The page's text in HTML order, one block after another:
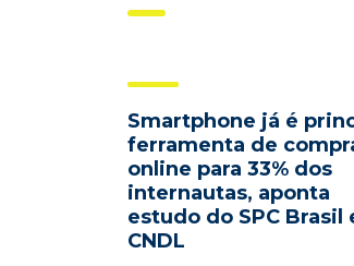
Smartphone já é
ferramenta de
online para 33% dos
internautas, aponta
estudo do SPC Brasil
CNDL